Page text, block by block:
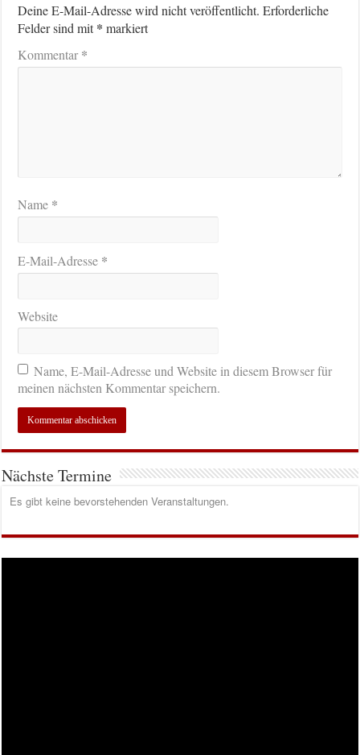
Deine E-Mail-Adresse wird nicht veröffentlicht. Erforderliche
Felder sind mit* markiert
Kommentar*
Name *
E-Mail-Adresse *
Website
Name, E-Mail-Adresse und Website in diesem Browser für
meinen nächsten Kommentar speichern.
Nächste Termine
Es gibt keine bevorstehenden Veranstaltungen.